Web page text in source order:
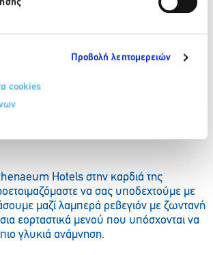
Προβολή λεπτομερειών
cookies
και θέλουν να ξεκινήσουν πιο αργά
μαζί με ρεβεγιόν θα σας ξεκουράσουν
επισκεφτείτε το
142
Hotels στην καρδιά της
να σας υποδεχτούμε με
μαζί λαμπερά ρεβεγιόν με ζωντανή
εορταστικά μενού που υπόσχονται να
γλυκιά ανάμνηση.